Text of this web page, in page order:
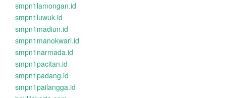
smpn1lamongan.id
smpn1luwuk.id
smpn1madiun.id
smpn1manokwari.id
smpn1narmada.id
smpn1pacitan.id
smpn1padang.id
smpn1pailangga.id